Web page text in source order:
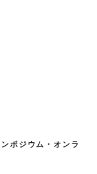
ポジウム・オンラ